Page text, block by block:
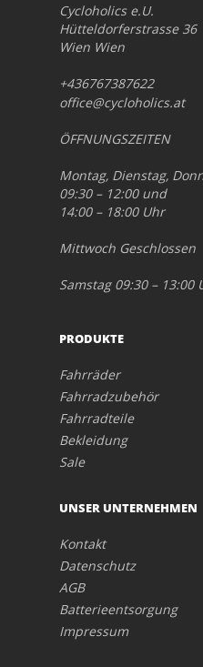
Cycloholics e.U.
Hütteldorferstrasse 36
Wien Wien
+436767387622
office@cycloholics.at
ÖFFNUNGSZEITEN
Montag, Dienstag,
09:30 – 12:00 und
14:00 – 18:00 Uhr
Mittwoch Geschlossen
Samstag 09:30 – 13:00
PRODUKTE
Fahrräder
Fahrradzubehör
Fahrradteile
Bekleidung
Sale
UNSER UNTERNEHMEN
Kontakt
Datenschutz
AGB
Batterieentsorgung
Impressum